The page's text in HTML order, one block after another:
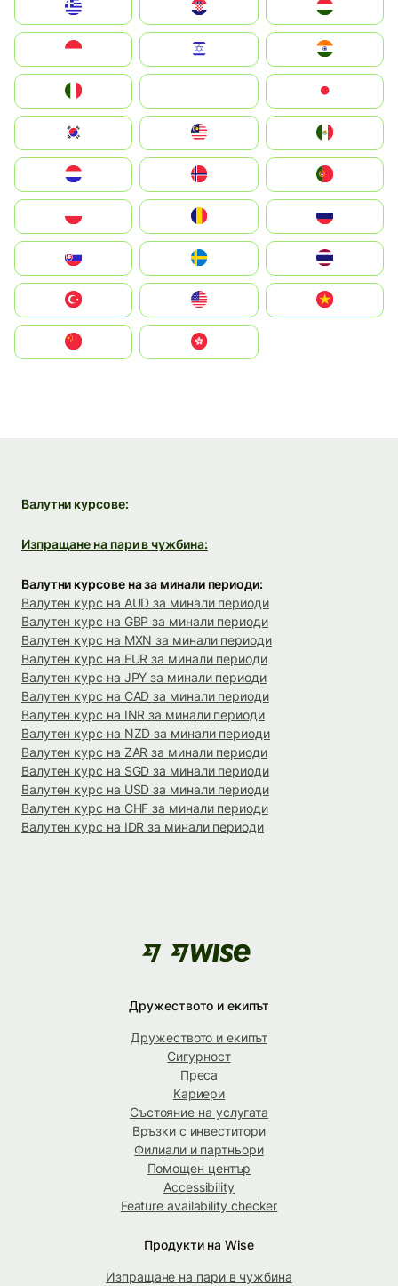
Magyarország
South Korea
United States
中國香港特別行政區
Валутни курсове:
Изпращане на пари в чужбина:
Валутни курсове на за минали периоди:
Валутен курс на AUD за минали периоди
Валутен курс на GBP за минали периоди
Валутен курс на MXN за минали периоди
Валутен курс на EUR за минали периоди
Валутен курс на JPY за минали периоди
Валутен курс на CAD за минали периоди
Валутен курс на INR за минали периоди
Валутен курс на NZD за минали периоди
Валутен курс на ZAR за минали периоди
Валутен курс на SGD за минали периоди
Валутен курс на USD за минали периоди
Валутен курс на CHF за минали периоди
Валутен курс на IDR за минали периоди
Дружеството и екипът
Дружеството и екипът
Сигурност
Преса
Кариери
Състояние на услугата
Връзки с инвеститори
Филиали и партньори
Помощен център
Accessibility
Feature availability checker
Продукти на Wise
Изпращане на пари в чужбина